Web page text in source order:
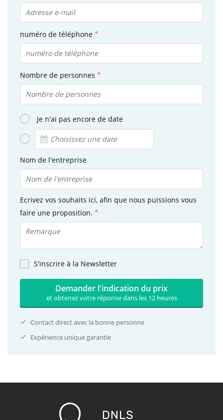
numéro de téléphone
Nombre de personnes
Je n'ai pas encore de date
Nom de l'entreprise
Ecrivez vos souhaits ici, afin que nous puissions vous
faire une proposition.
S'inscrire à la Newsletter
Demander l'indication du prix
et obtenez votre réponse dans les 12 heures
Contact direct avec la bonne personne
Expérience unique garantie